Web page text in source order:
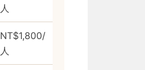
人
NT$1,800/
人